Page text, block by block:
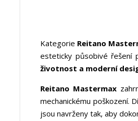
Kategorie Reitano
esteticky působivé řešení
životnost a moderní
Reitano Mastermax
mechanickému poškození.
jsou navrženy tak, aby